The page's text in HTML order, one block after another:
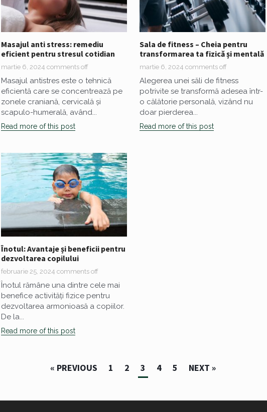
Masajul anti stress: remediu
eficient pentru stresul cotidian
martie 6, 2024 comments off
Masajul antistres este o tehnică
eficientă care se concentrează pe
zonele craniană, cervicală și
scapulo-humerală, având...
Read more of this post
Sala de fitness – Cheia pentru
transformarea ta fizică și mentală
martie 6, 2024 comments off
Alegerea unei săli de fitness
potrivite se transformă adesea într-
o călătorie personală, vizând nu
doar pierderea...
Read more of this post
Înotul: Avantaje și beneficii pentru
dezvoltarea copilului
februarie 25, 2024 comments off
Înotul rămâne una dintre cele mai
benefice activități fizice pentru
dezvoltarea armonioasă a copiilor.
De la...
Read more of this post
« PREVIOUS 1 2 3 4 5 NEXT »